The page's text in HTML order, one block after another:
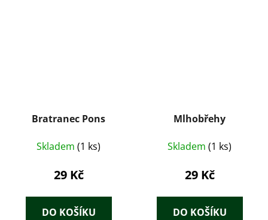
Bratranec Pons
Skladem (1 ks)
29 Kč
DO KOŠÍKU
Mlhobřehy
Skladem (1 ks)
29 Kč
DO KOŠÍKU